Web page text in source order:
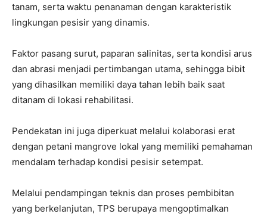
tanam, serta waktu penanaman dengan karakteristik
lingkungan pesisir yang dinamis.
Faktor pasang surut, paparan salinitas, serta kondisi arus
dan abrasi menjadi pertimbangan utama, sehingga bibit
yang dihasilkan memiliki daya tahan lebih baik saat
ditanam di lokasi rehabilitasi.
Pendekatan ini juga diperkuat melalui kolaborasi erat
dengan petani mangrove lokal yang memiliki pemahaman
mendalam terhadap kondisi pesisir setempat.
Melalui pendampingan teknis dan proses pembibitan
yang berkelanjutan, TPS berupaya mengoptimalkan